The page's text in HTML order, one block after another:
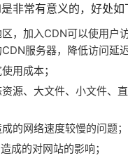
非常有意义的，好处如
，加入CDN可以使用户
服务器，降低访问延迟
用成本；
源、大文件、小文件、
的网络速度较慢的问题；
成的对网站的影响；